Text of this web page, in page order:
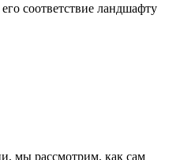
соответствие ландшафту
мы рассмотрим, как сам